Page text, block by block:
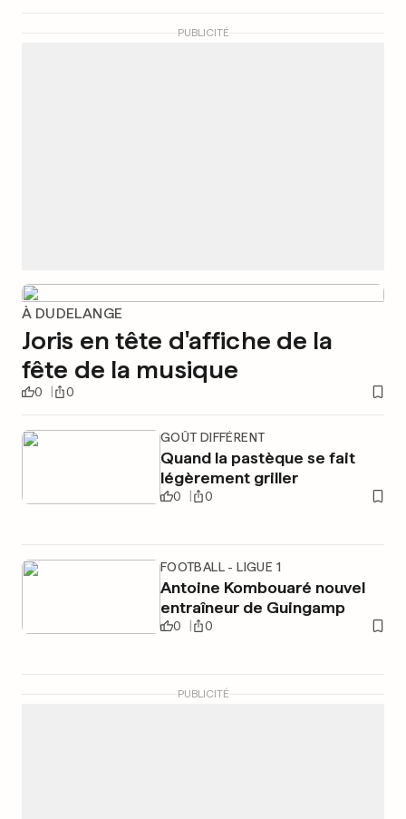
PUBLICITÉ
À DUDELANGE
Joris en tête d'affiche de la
fête de la musique
0 0
GOÛT DIFFÉRENT
Quand la pastèque se fait
légèrement griller
0 0
FOOTBALL - LIGUE 1
Antoine Kombouaré nouvel
entraîneur de Guingamp
0 0
PUBLICITÉ